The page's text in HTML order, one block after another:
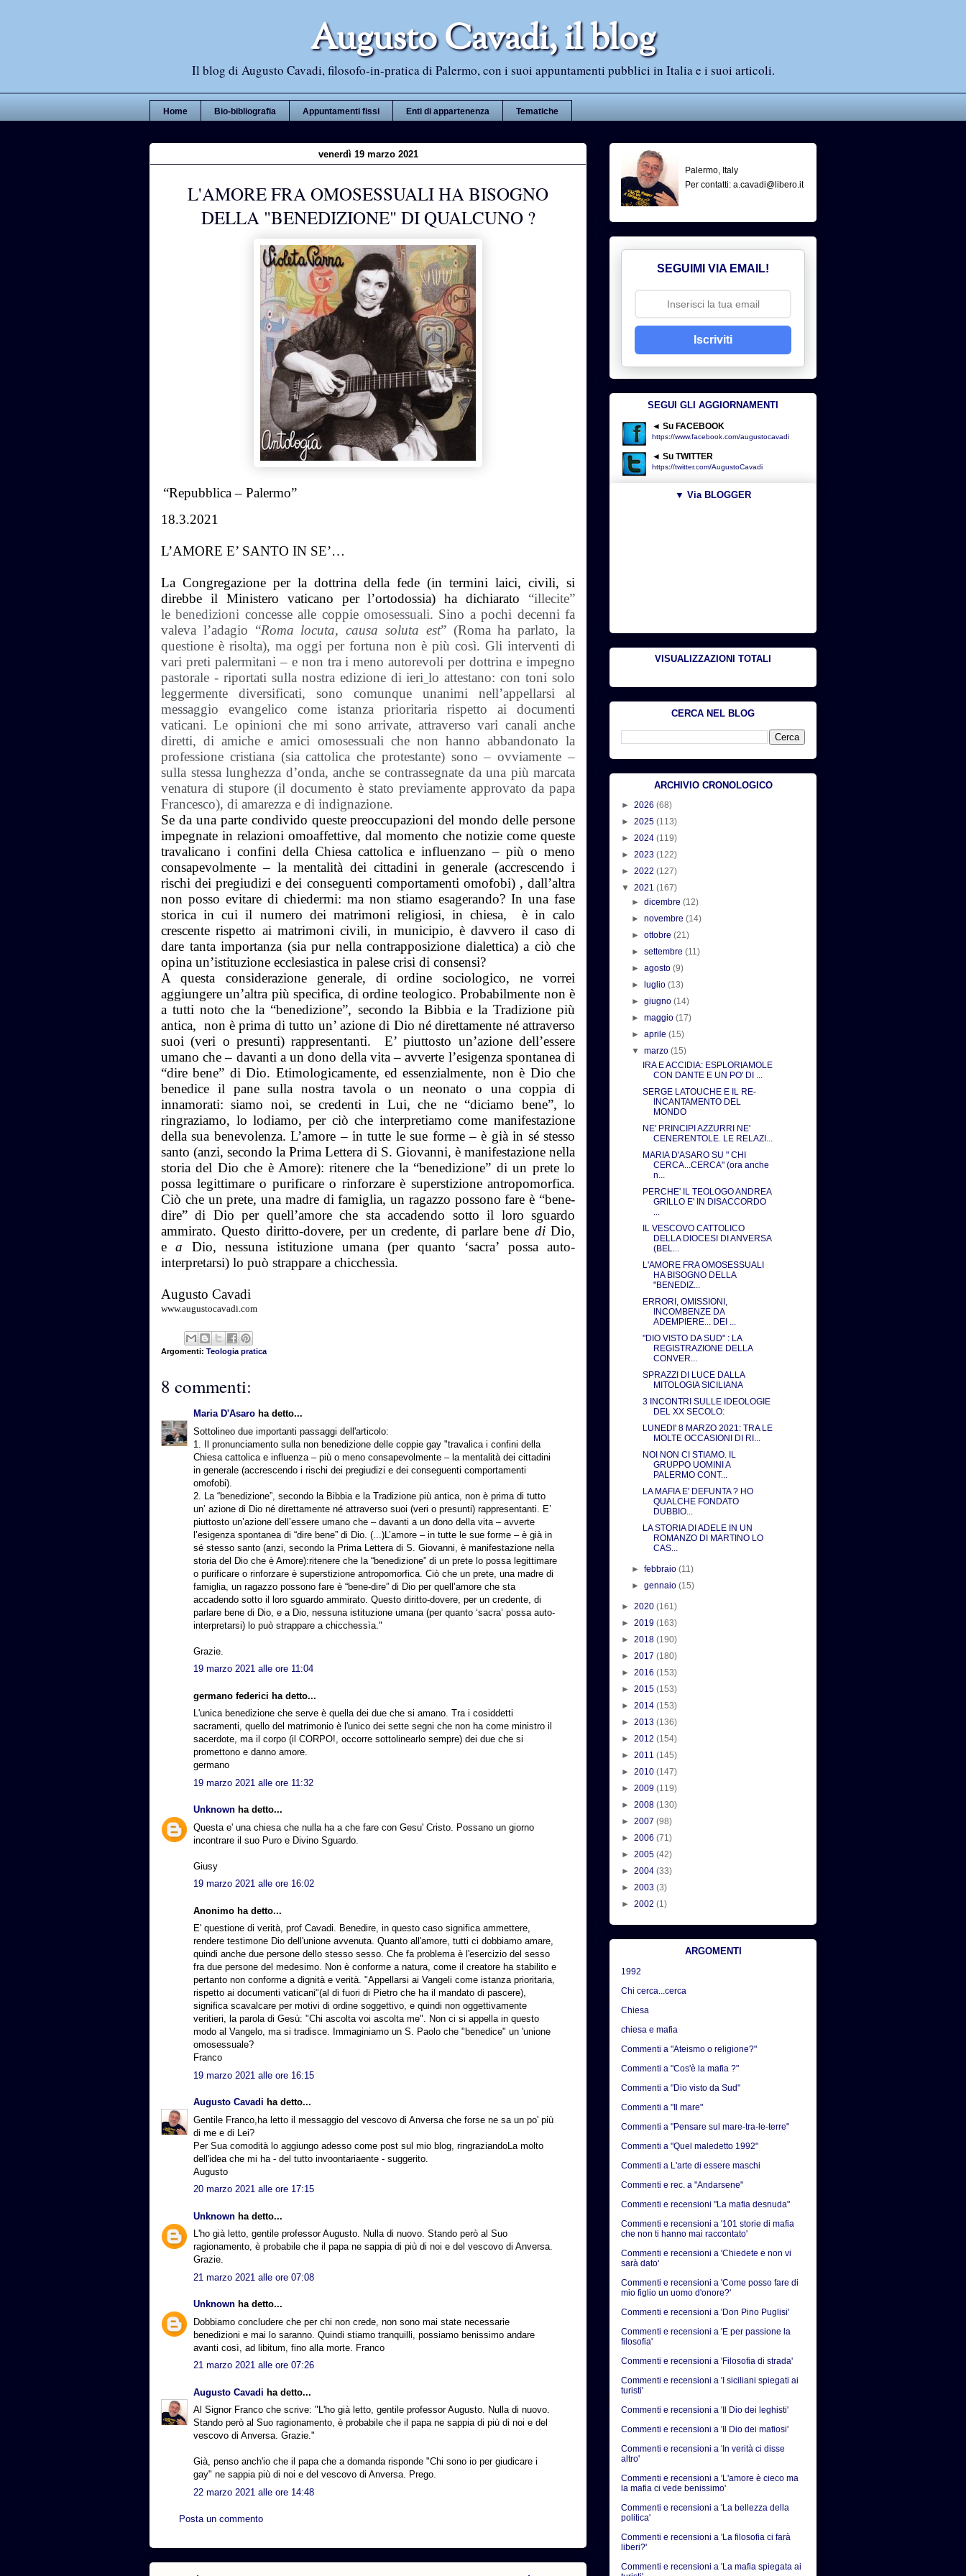
Augusto Cavadi, il blog
Il blog di Augusto Cavadi, filosofo-in-pratica di Palermo, con i suoi appuntamenti pubblici in Italia e i suoi articoli.
Home Bio-bibliografia Appuntamenti fissi Enti di appartenenza Tematiche
venerdì 19 marzo 2021
L'AMORE FRA OMOSESSUALI HA BISOGNO
DELLA "BENEDIZIONE" DI QUALCUNO ?
“Repubblica – Palermo”
18.3.2021
L’AMORE E’ SANTO IN SE’…
La Congregazione per la dottrina della fede (in termini laici, civili, si
direbbe il Ministero vaticano per l’ortodossia) ha dichiarato “illecite”
lebenedizioni concesse alle coppieomosessuali. Sino a pochi decenni fa
valeva l’adagio “Roma locuta, causa soluta est” (Roma ha parlato, la
questione è risolta), ma oggi per fortuna non è più così. Gli interventi di
vari preti palermitani – e non tra i meno autorevoli per dottrina e impegno
pastorale - riportati sulla nostra edizione di ieri lo attestano: con toni solo
leggermente diversificati, sono comunque unanimi nell’appellarsi al
messaggio evangelico come istanza prioritaria rispetto ai documenti
vaticani. Le opinioni che mi sono arrivate, attraverso vari canali anche
diretti, di amiche e amici omosessuali che non hanno abbandonato la
professione cristiana (sia cattolica che protestante) sono – ovviamente –
sulla stessa lunghezza d’onda, anche se contrassegnate da una più marcata
venatura di stupore (il documento è stato previamente approvato da papa
Francesco), di amarezza e di indignazione.
Se da una parte condivido queste preoccupazioni del mondo delle persone
impegnate in relazioni omoaffettive, dal momento che notizie come queste
travalicano i confini della Chiesa cattolica e influenzano – più o meno
consapevolmente – la mentalità dei cittadini in generale (accrescendo i
rischi dei pregiudizi e dei conseguenti comportamenti omofobi) , dall’altra
non posso evitare di chiedermi: ma non stiamo esagerando? In una fase
storica in cui il numero dei matrimoni religiosi, in chiesa, è in calo
crescente rispetto ai matrimoni civili, in municipio, è davvero il caso di
dare tanta importanza (sia pur nella contrapposizione dialettica) a ciò che
opina un’istituzione ecclesiastica in palese crisi di consensi?
A questa considerazione generale, di ordine sociologico, ne vorrei
aggiungere un’altra più specifica, di ordine teologico. Probabilmente non è
a tutti noto che la “benedizione”, secondo la Bibbia e la Tradizione più
antica, non è prima di tutto un’ azione di Dio né direttamente né attraverso
suoi (veri o presunti) rappresentanti. E’ piuttosto un’azione dell’essere
umano che – davanti a un dono della vita – avverte l’esigenza spontanea di
“dire bene” di Dio. Etimologicamente, ed essenzialmente, non è Dio che
benedice il pane sulla nostra tavola o un neonato o una coppia di
innamorati: siamo noi, se credenti in Lui, che ne “diciamo bene”, lo
ringraziamo, lo lodiamo, per ciò che interpretiamo come manifestazione
della sua benevolenza. L’amore – in tutte le sue forme – è già in sé stesso
santo (anzi, secondo la Prima Lettera di S. Giovanni, è manifestazione nella
storia del Dio che è Amore): ritenere che la “benedizione” di un prete lo
possa legittimare o purificare o rinforzare è superstizione antropomorfica.
Ciò che un prete, una madre di famiglia, un ragazzo possono fare è “bene-
dire” di Dio per quell’amore che sta accadendo sotto il loro sguardo
ammirato. Questo diritto-dovere, per un credente, di parlare bene diDio,
ea Dio, nessuna istituzione umana (per quanto ‘sacra’ possa auto-
interpretarsi) lo può strappare a chicchessìa.
Augusto Cavadi
www.augustocavadi.com
Argomenti: Teologia pratica
8 commenti:
Maria D'Asaro ha detto...
Sottolineo due importanti passaggi dell'articolo:
1. Il pronunciamento sulla non benedizione delle coppie gay "travalica i confini della
Chiesa cattolica e influenza – più o meno consapevolmente – la mentalità dei cittadini
in generale (accrescendo i rischi dei pregiudizi e dei conseguenti comportamenti
omofobi).
2. La “benedizione”, secondo la Bibbia e la Tradizione più antica, non è prima di tutto
un’ azione di Dio né direttamente né attraverso suoi (veri o presunti) rappresentanti. E’
piuttosto un’azione dell’essere umano che – davanti a un dono della vita – avverte
l’esigenza spontanea di “dire bene” di Dio. (...)L’amore – in tutte le sue forme – è già in
sé stesso santo (anzi, secondo la Prima Lettera di S. Giovanni, è manifestazione nella
storia del Dio che è Amore):ritenere che la “benedizione” di un prete lo possa legittimare
o purificare o rinforzare è superstizione antropomorfica. Ciò che un prete, una madre di
famiglia, un ragazzo possono fare è “bene-dire” di Dio per quell’amore che sta
accadendo sotto il loro sguardo ammirato. Questo diritto-dovere, per un credente, di
parlare bene di Dio, e a Dio, nessuna istituzione umana (per quanto ‘sacra’ possa auto-
interpretarsi) lo può strappare a chicchessìa."
Grazie.
19 marzo 2021 alle ore 11:04
germano federici ha detto...
L'unica benedizione che serve è quella dei due che si amano. Tra i cosiddetti
sacramenti, quello del matrimonio è l'unico dei sette segni che non ha come ministro il
sacerdote, ma il corpo (il CORPO!, occorre sottolinearlo sempre) dei due che si
promettono e danno amore.
germano
19 marzo 2021 alle ore 11:32
Unknown ha detto...
Questa e' una chiesa che nulla ha a che fare con Gesu' Cristo. Possano un giorno
incontrare il suo Puro e Divino Sguardo.
Giusy
19 marzo 2021 alle ore 16:02
Anonimo ha detto...
E' questione di verità, prof Cavadi. Benedire, in questo caso significa ammettere,
rendere testimone Dio dell'unione avvenuta. Quanto all'amore, tutti ci dobbiamo amare,
quindi anche due persone dello stesso sesso. Che fa problema è l'esercizio del sesso
fra due persone del medesimo. Non è conforme a natura, come il creatore ha stabilito e
pertanto non conforme a dignità e verità. "Appellarsi ai Vangeli come istanza prioritaria,
rispetto ai documenti vaticani"(al di fuori di Pietro che ha il mandato di pascere),
significa scavalcare per motivi di ordine soggettivo, e quindi non oggettivamente
veritieri, la parola di Gesù: "Chi ascolta voi ascolta me". Non ci si appella in questo
modo al Vangelo, ma si tradisce. Immaginiamo un S. Paolo che "benedice" un 'unione
omosessuale?
Franco
19 marzo 2021 alle ore 16:15
Augusto Cavadi ha detto...
Gentile Franco,ha letto il messaggio del vescovo di Anversa che forse ne sa un po' più
di me e di Lei?
Per Sua comodità lo aggiungo adesso come post sul mio blog, ringraziandoLa molto
dell'idea che mi ha - del tutto invoontariaente - suggerito.
Augusto
20 marzo 2021 alle ore 17:15
Unknown ha detto...
L'ho già letto, gentile professor Augusto. Nulla di nuovo. Stando però al Suo
ragionamento, è probabile che il papa ne sappia di più di noi e del vescovo di Anversa.
Grazie.
21 marzo 2021 alle ore 07:08
Unknown ha detto...
Dobbiamo concludere che per chi non crede, non sono mai state necessarie
benedizioni e mai lo saranno. Quindi stiamo tranquilli, possiamo benissimo andare
avanti così, ad libitum, fino alla morte. Franco
21 marzo 2021 alle ore 07:26
Augusto Cavadi ha detto...
Al Signor Franco che scrive: "L'ho già letto, gentile professor Augusto. Nulla di nuovo.
Stando però al Suo ragionamento, è probabile che il papa ne sappia di più di noi e del
vescovo di Anversa. Grazie."
Già, penso anch'io che il papa che a domanda risponde "Chi sono io per giudicare i
gay" ne sappia più di noi e del vescovo di Anversa. Prego.
22 marzo 2021 alle ore 14:48
Posta un commento
Palermo, Italy
Per contatti: a.cavadi@libero.it
SEGUIMI VIA EMAIL!
Iscriviti
SEGUI GLI AGGIORNAMENTI
◄ Su FACEBOOK
https://www.facebook.com/augustocavadi
◄ Su TWITTER
https://twitter.com/AugustoCavadi
▼ Via BLOGGER
VISUALIZZAZIONI TOTALI
CERCA NEL BLOG
ARCHIVIO CRONOLOGICO
► 2026 (68)
► 2025 (113)
► 2024 (119)
► 2023 (122)
► 2022 (127)
▼ 2021 (167)
►dicembre(12)
►novembre(14)
►ottobre(21)
►settembre(11)
►agosto(9)
►
luglio(13)
►giugno(14)
►maggio(17)
►aprile(15)
▼marzo(15)
IRA E ACCIDIA: ESPLORIAMOLE
CON DANTE E UN PO' DI ...
SERGE LATOUCHE E IL RE-
INCANTAMENTO DEL
MONDO
NE' PRINCIPI AZZURRI NE'
CENERENTOLE. LE RELAZI...
MARIA D'ASARO SU " CHI
CERCA...CERCA" (ora anche
n...
PERCHE' IL TEOLOGO ANDREA
GRILLO E' IN DISACCORDO
...
IL VESCOVO CATTOLICO
DELLA DIOCESI DI ANVERSA
(BEL...
L'AMORE FRA OMOSESSUALI
HA BISOGNO DELLA
"BENEDIZ...
ERRORI, OMISSIONI,
INCOMBENZE DA
ADEMPIERE... DEI ...
"DIO VISTO DA SUD" : LA
REGISTRAZIONE DELLA
CONVER...
SPRAZZI DI LUCE DALLA
MITOLOGIA SICILIANA
3 INCONTRI SULLE IDEOLOGIE
DEL XX SECOLO:
LUNEDI' 8 MARZO 2021: TRA LE
MOLTE OCCASIONI DI RI...
NOI NON CI STIAMO. IL
GRUPPO UOMINI A
PALERMO CONT...
LA MAFIA E' DEFUNTA ? HO
QUALCHE FONDATO
DUBBIO...
LA STORIA DI ADELE IN UN
ROMANZO DI MARTINO LO
CAS...
►febbraio(11)
►gennaio(15)
► 2020 (161)
► 2019 (163)
► 2018 (190)
► 2017 (180)
► 2016 (153)
► 2015 (153)
► 2014 (153)
► 2013 (136)
► 2012 (154)
► 2011 (145)
► 2010 (147)
► 2009 (119)
► 2008 (130)
► 2007 (98)
► 2006 (71)
► 2005 (42)
► 2004 (33)
► 2003 (3)
► 2002 (1)
ARGOMENTI
1992
Chi cerca...cerca
Chiesa
chiesa e mafia
Commenti a "Ateismo o religione?"
Commenti a "Cos'è la mafia ?"
Commenti a "Dio visto da Sud"
Commenti a "Il mare"
Commenti a "Pensare sul mare-tra-le-terre"
Commenti a "Quel maledetto 1992"
Commenti a L'arte di essere maschi
Commenti e rec. a "Andarsene"
Commenti e recensioni "La mafia desnuda"
Commenti e recensioni a '101 storie di mafia
che non ti hanno mai raccontato'
Commenti e recensioni a 'Chiedete e non vi
sarà dato'
Commenti e recensioni a 'Come posso fare di
mio figlio un uomo d'onore?'
Commenti e recensioni a 'Don Pino Puglisi'
Commenti e recensioni a 'E per passione la
filosofia'
Commenti e recensioni a 'Filosofia di strada'
Commenti e recensioni a 'I siciliani spiegati ai
turisti'
Commenti e recensioni a 'Il Dio dei leghisti'
Commenti e recensioni a 'Il Dio dei mafiosi'
Commenti e recensioni a 'In verità ci disse
altro'
Commenti e recensioni a 'L'amore è cieco ma
la mafia ci vede benissimo'
Commenti e recensioni a 'La bellezza della
politica'
Commenti e recensioni a 'La filosofia ci farà
liberi?'
Commenti e recensioni a 'La mafia spiegata ai